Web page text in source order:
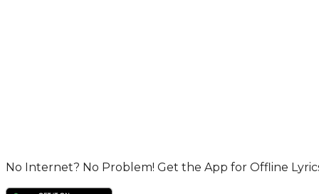
No Internet? No Problem! Get the App for Offline